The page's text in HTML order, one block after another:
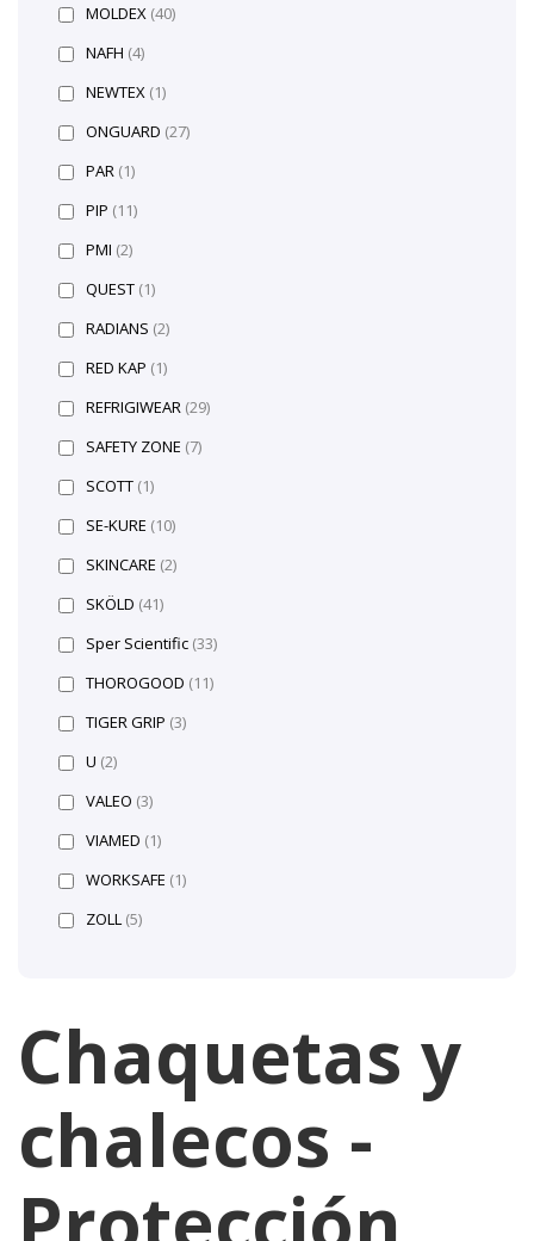
Chaquetas y
chalecos -
MOLDEX (40)
NAFH (4)
NEWTEX (1)
ONGUARD (27)
PAR (1)
PIP (11)
PMI (2)
QUEST (1)
RADIANS (2)
RED KAP (1)
REFRIGIWEAR (29)
SAFETY ZONE (7)
SCOTT (1)
SE-KURE (10)
SKINCARE (2)
SKÖLD (41)
Sper Scientific (33)
THOROGOOD (11)
TIGER GRIP (3)
U (2)
VALEO (3)
VIAMED (1)
WORKSAFE (1)
ZOLL (5)